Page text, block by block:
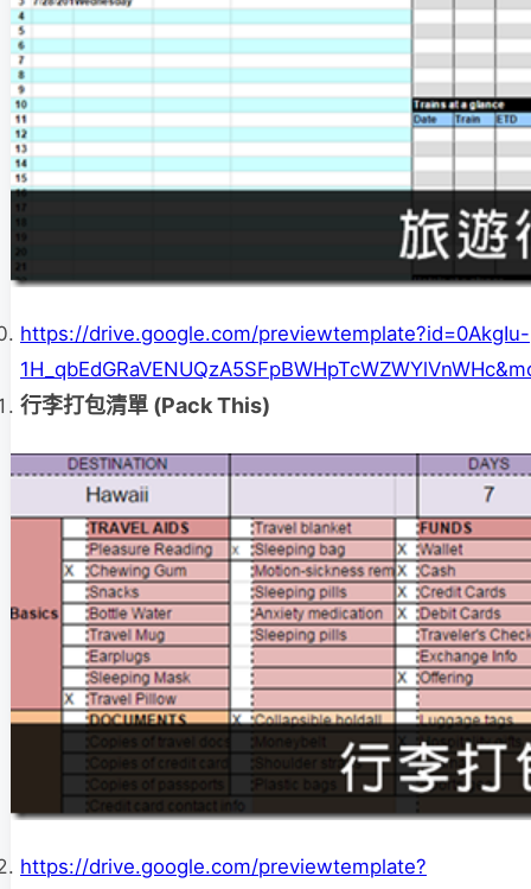
https://drive.google.com/previewtemplate?id=0AkgIu-
行李打包清單 (Pack This)
https://drive.google.com/previewtemplate?